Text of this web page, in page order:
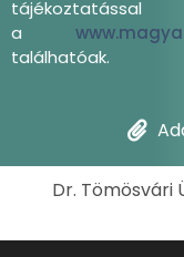
a
találhatóak.
Dr. Tömösvári